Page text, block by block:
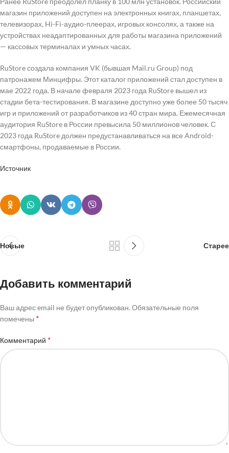
магазин приложений доступен на электронных книгах, планшетах,
телевизорах, Hi-Fi-аудио-плеерах, игровых консолях, а также на
устройствах неадаптированных для работы магазина приложений
— кассовых терминалах и умных часах.
RuStore создала компания VK (бывшая Mail.ru Group) под
патронажем Минцифры. Этот каталог приложений стал доступен в
мае 2022 года. В начале февраля 2023 года RuStore вышел из
стадии бета-тестирования. В магазине доступно уже более 50 тысяч
игр и приложений от разработчиков из 40 стран мира. Ежемесячная
аудитория RuStore в России превысила 50 миллионов человек. С
2023 года RuStore должен предустанавливаться на все Android-
смартфоны, продаваемые в России.
Источник
Новые Старее
Добавить комментарий
Ваш адрес email не будет опубликован. Обязательные поля
помечены *
Комментарий *